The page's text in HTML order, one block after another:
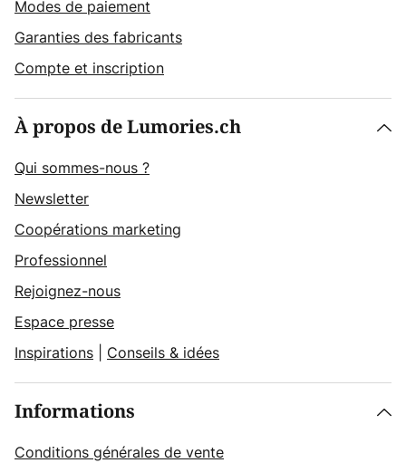
Modes de paiement
Garanties des fabricants
Compte et inscription
À propos de Lumories.ch
Qui sommes-nous ?
Newsletter
Coopérations marketing
Professionnel
Rejoignez-nous
Espace presse
Inspirations
Conseils & idées
Informations
Conditions générales de vente